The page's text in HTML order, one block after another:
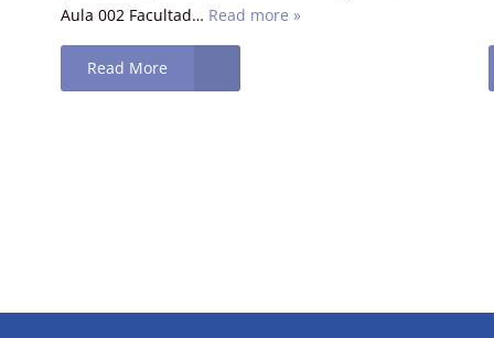
Aula 002 Facultad… Read more »
Read More